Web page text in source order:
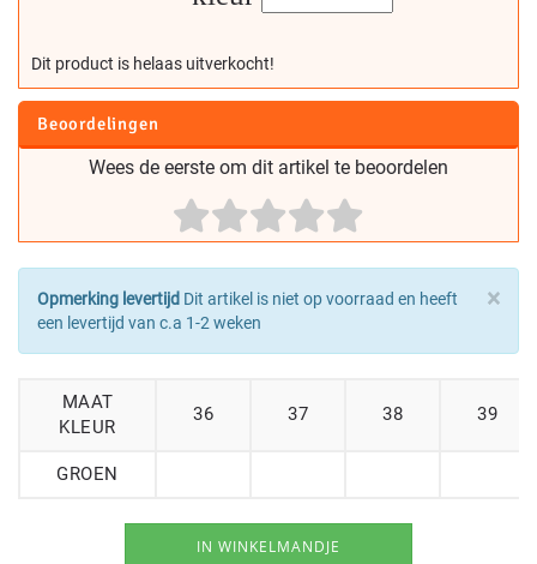
Dit product is helaas uitverkocht!
Beoordelingen
Wees de eerste om dit artikel te beoordelen
×
Opmerking levertijd Dit artikel is niet op voorraad en heeft
een levertijd van c.a 1-2 weken
MAAT
KLEUR
36 37 38 39
GROEN